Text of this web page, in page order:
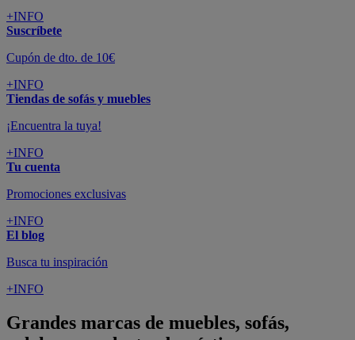
+INFO
Suscríbete
Cupón de dto. de 10€
+INFO
Tiendas de sofás y muebles
¡Encuentra la tuya!
+INFO
Tu cuenta
Promociones exclusivas
+INFO
El blog
Busca tu inspiración
+INFO
Grandes marcas de muebles, sofás,